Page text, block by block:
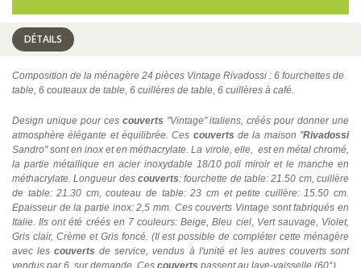
DÉTAILS
Composition de la ménagère 24 pièces Vintage Rivadossi : 6 fourchettes de
table, 6 couteaux de table, 6 cuillères de table, 6 cuillères à café.
Design unique pour ces couverts "Vintage" italiens, créés pour donner une
atmosphère élégante et équilibrée. Ces couverts de la maison "Rivadossi
Sandro" sont en inox et en méthacrylate. La virole, elle, est en métal chromé,
la partie métallique en acier inoxydable 18/10 poli miroir et le manche en
méthacrylate. Longueur des couverts: fourchette de table: 21.50 cm, cuillère
de table: 21.30 cm, couteau de table: 23 cm et petite cuillère: 15.50 cm.
Epaisseur de la partie inox: 2,5 mm. Ces couverts Vintage sont fabriqués en
Italie. Ils ont été créés en 7 couleurs: Beige, Bleu ciel, Vert sauvage, Violet,
Gris clair, Crème et Gris foncé. (Il est possible de compléter cette ménagère
avec lescouverts de service, vendus à l'unité et les autres couverts sont
vendus par 6, sur demande. Ces couverts passent au lave-vaisselle (60°).